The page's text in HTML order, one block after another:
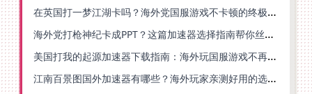
在英国打一梦江湖卡吗？海外党国服游戏不卡顿的终极解法
海外党打枪神纪卡成PPT？这篇加速器选择指南帮你丝滑上分
美国打我的起源加速器下载指南：海外玩国服游戏不再卡的终极方案
江南百景图国外加速器有哪些？海外玩家亲测好用的选择与避坑指南